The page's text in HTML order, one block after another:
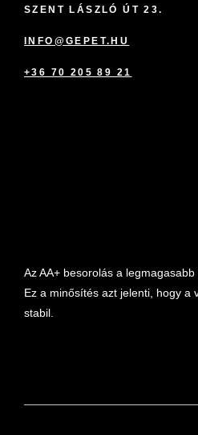
SZENT LÁSZLÓ ÚT 23.
INFO@GEPET.HU
+36 70 205 89 21
Az AA+ besorolás a
Ez a minősítés azt jelenti, hogy a
stabil.